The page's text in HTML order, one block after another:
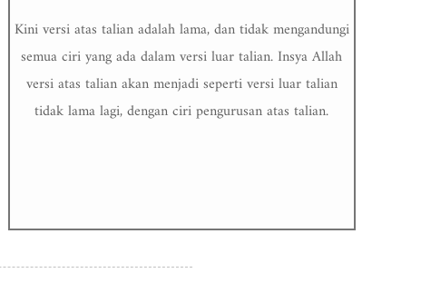
Kini versi atas talian adalah lama, dan tidak mengandungi
semua ciri yang ada dalam versi luar talian. Insya Allah
versi atas talian akan menjadi seperti versi luar talian
tidak lama lagi, dengan ciri pengurusan atas talian.